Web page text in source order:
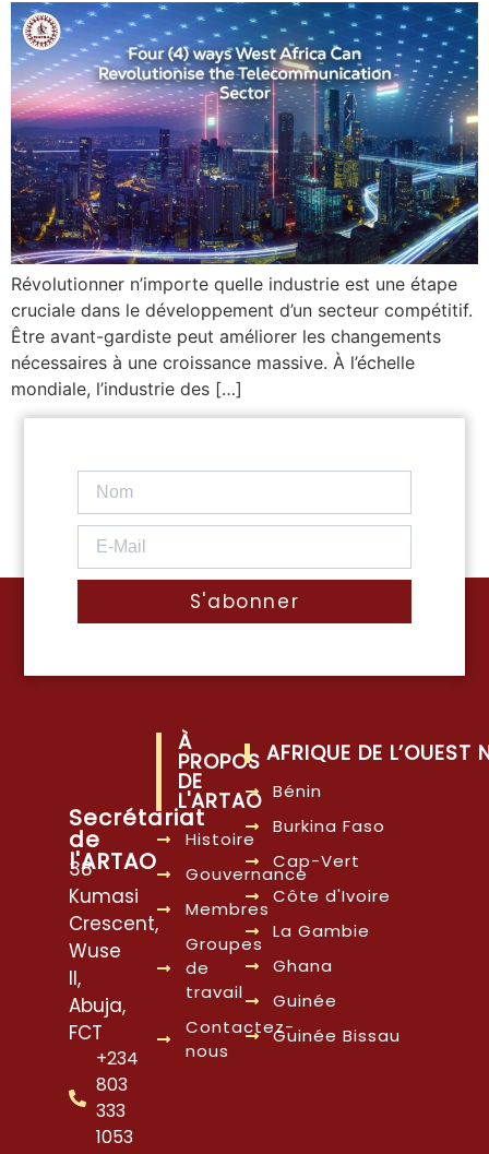
Révolutionner n’importe quelle industrie est une étape
cruciale dans le développement d’un secteur compétitif.
Être avant-gardiste peut améliorer les changements
nécessaires à une croissance massive. À l’échelle
mondiale, l’industrie des […]
S'abonner
Secrétariat
de
l'ARTAO
38
Kumasi
Crescent,
Wuse
II,
Abuja,
FCT
+234
803
333
1053
À
PROPOS
DE
L'ARTAO
Histoire
Gouvernance
Membres
Groupes
de
travail
Contactez-
nous
AFRIQUE DE L’OUEST
Bénin
Burkina Faso
Cap-Vert
Côte d'Ivoire
La Gambie
Ghana
Guinée
Guinée Bissau